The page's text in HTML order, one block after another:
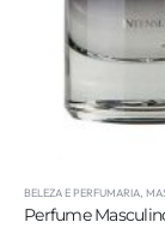
BELEZA E PERFUMARIA
Perfume